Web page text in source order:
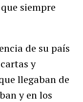
siempre
de su país
y
llegaban de
y en los